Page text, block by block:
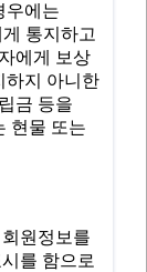
우에는
통지하고
에게 보상
하지 아니한
금 등을
현물 또는
원정보를
를 함으로